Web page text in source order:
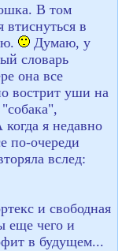
В том
втиснуться в
Думаю, у
словарь
она все
вострит уши на
я недавно
по-очереди
вслед:
и свободная
еще чего и
в будущем...